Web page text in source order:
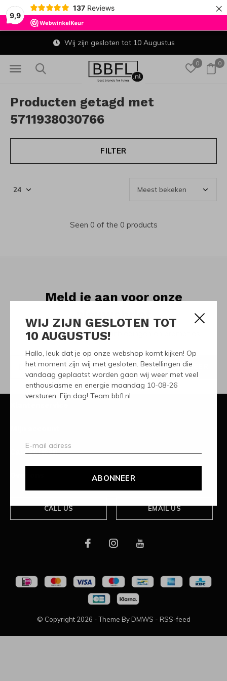
9,9
137 Reviews ×
WIJ ZIJN GESLOTEN TOT
10 AUGUSTUS!
Hallo, leuk dat je op onze webshop komt kijken! Op
het moment zijn wij met gesloten. Bestellingen die
vandaag geplaatst worden gaan wij weer met veel
enthousiasme en energie maandag 10-08-26
versturen. Fijn dag! Team bbfl.nl
ABONNEER
0 0
Wij zijn gesloten tot 10 Augustus
Producten getagd met
5711938030766
FILTER
Seen 0 of the 0 products
Meld je aan voor onze
Ontvang de nieuwste aanbiedingen en promoties
ABONNEER
Categorieën
CALL US EMAIL US
© Copyright 2026 - Theme By DMWS - RSS-feed